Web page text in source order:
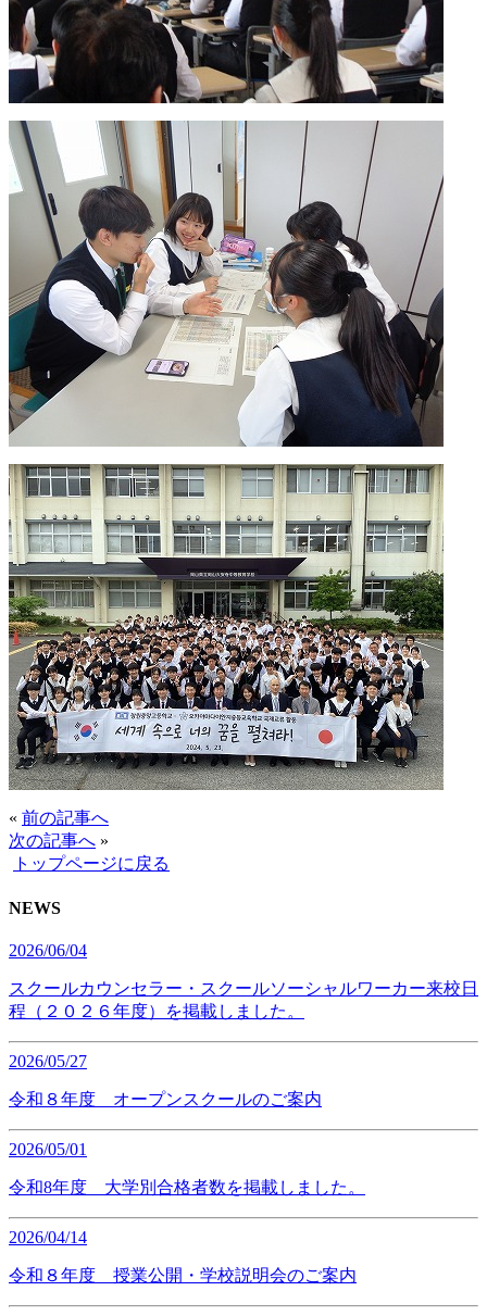
« 前の記事へ
次の記事へ »
トップページに戻る
NEWS
2026/06/04
スクールカウンセラー・スクールソーシャルワーカー来校日
程（２０２６年度）を掲載しました。
2026/05/27
令和８年度 オープンスクールのご案内
2026/05/01
令和8年度 大学別合格者数を掲載しました。
2026/04/14
令和８年度 授業公開・学校説明会のご案内